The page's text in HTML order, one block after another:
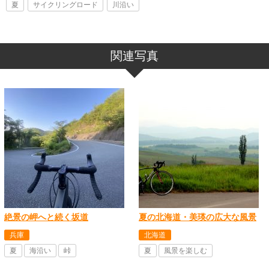
夏 サイクリングロード 川沿い
関連写真
絶景の岬へと続く坂道
兵庫
夏
海沿い 峠
夏の北海道・美瑛の広大な風景
北海道
夏
風景を楽しむ